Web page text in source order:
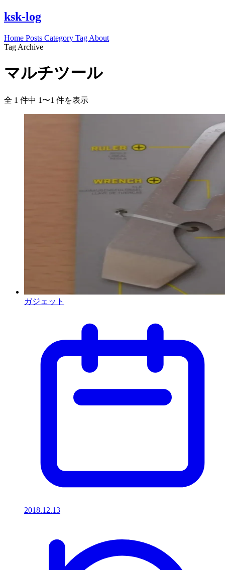
ksk-log
Home Posts Category Tag About
Tag Archive
マルチツール
全 1 件中 1〜1 件を表示
ガジェット
2018.12.13